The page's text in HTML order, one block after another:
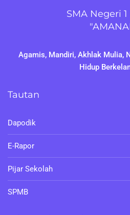
SMA Negeri
Agamis, Mandiri, Akhlak Mulia,
Hidup
Tautan
Dapodik
E-Rapor
Pijar Sekolah
SPMB